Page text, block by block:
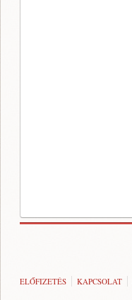
ELŐFIZETÉS KAPCSOLAT